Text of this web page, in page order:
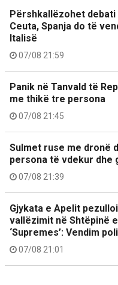
Përshkallëzohet
Ceuta, Spanja do të
Italisë
07/08 21:59
Panik në Tanvald të
me thikë tre persona
07/08 21:45
Sulmet ruse me dronë
persona të vdekur dhe
07/08 21:39
Gjykata e Apelit
vallëzimit në Shtëpinë
‘Supremes’: Vendim
07/08 21:01